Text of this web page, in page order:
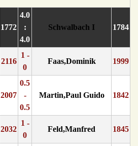
1772
4.0
:
4.0
Schwalbach I 1784
2116
1 -
0
Faas,Dominik 1999
2007
0.5
-
0.5
Martin,Paul Guido 1842
2032
1 -
0
Feld,Manfred 1845